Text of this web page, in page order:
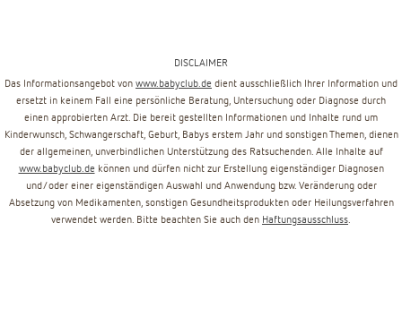
DISCLAIMER
Das Informationsangebot von www.babyclub.de dient ausschließlich Ihrer Information und
ersetzt in keinem Fall eine persönliche Beratung, Untersuchung oder Diagnose durch
einen approbierten Arzt. Die bereit gestellten Informationen und Inhalte rund um
Kinderwunsch, Schwangerschaft, Geburt, Babys erstem Jahr und sonstigen Themen, dienen
der allgemeinen, unverbindlichen Unterstützung des Ratsuchenden. Alle Inhalte auf
www.babyclub.de können und dürfen nicht zur Erstellung eigenständiger Diagnosen
und/oder einer eigenständigen Auswahl und Anwendung bzw. Veränderung oder
Absetzung von Medikamenten, sonstigen Gesundheitsprodukten oder Heilungsverfahren
verwendet werden. Bitte beachten Sie auch den Haftungsausschluss.